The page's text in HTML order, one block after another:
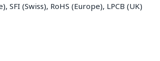
SFI (Swiss), RoHS (Europe), LPCB (UK)